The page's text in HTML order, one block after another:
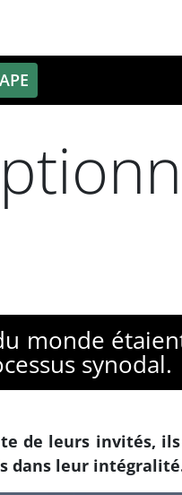
monde
synodal.
de leurs invités,
dans leur